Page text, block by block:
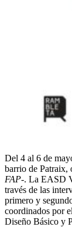
Del 4 al 6 de
barrio de Patraix,
FAP-. La EASD
través de las
primero y
coordinados por
Diseño Básico y